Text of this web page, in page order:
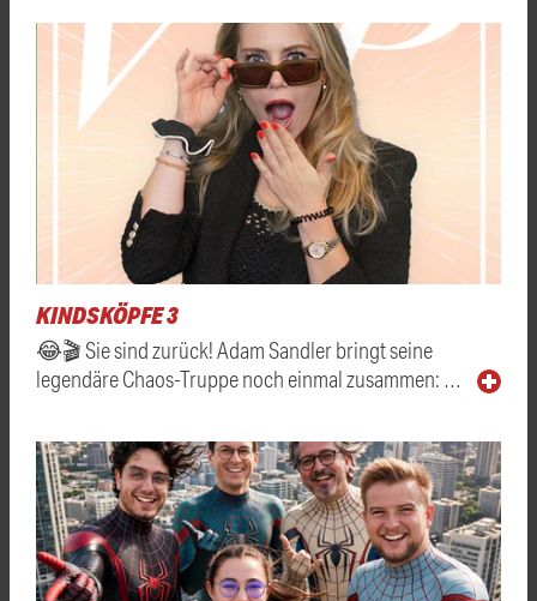
KINDSKÖPFE 3
😂🎬 Sie sind zurück! Adam Sandler bringt seine
legendäre Chaos-Truppe noch einmal zusammen: …